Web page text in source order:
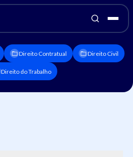
Direito Contratual Direito Civil
Direito do Trabalho